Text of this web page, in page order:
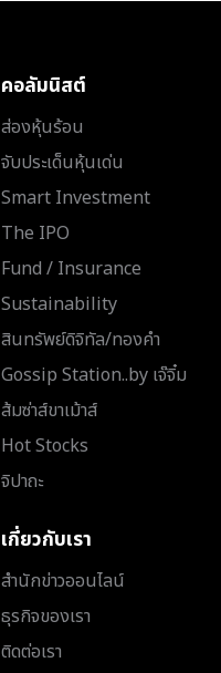
คอลัมนิสต์
ส่องหุ้นร้อน
จับประเด็นหุ้นเด่น
Smart Investment
The IPO
Fund / Insurance
Sustainability
สินทรัพย์ดิจิทัล/ทองคำ
Gossip Station..by เจ๊จิ๋ม
ส้มซ่าส์ขาเม้าส์
Hot Stocks
จิปาถะ
เกี่ยวกับเรา
สำนักข่าวออนไลน์
ธุรกิจของเรา
ติดต่อเรา